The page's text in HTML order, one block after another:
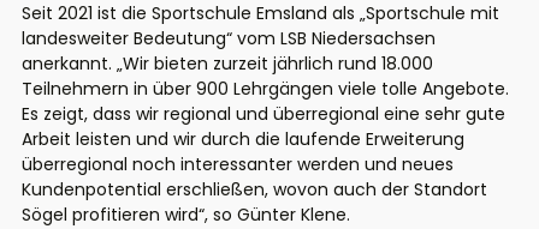
Seit 2021 ist die Sportschule Emsland als „Sportschule mit
landesweiter Bedeutung“ vom LSB Niedersachsen
anerkannt. „Wir bieten zurzeit jährlich rund 18.000
Teilnehmern in über 900 Lehrgängen viele tolle Angebote.
Es zeigt, dass wir regional und überregional eine sehr gute
Arbeit leisten und wir durch die laufende Erweiterung
überregional noch interessanter werden und neues
Kundenpotential erschließen, wovon auch der Standort
Sögel profitieren wird“, so Günter Klene.